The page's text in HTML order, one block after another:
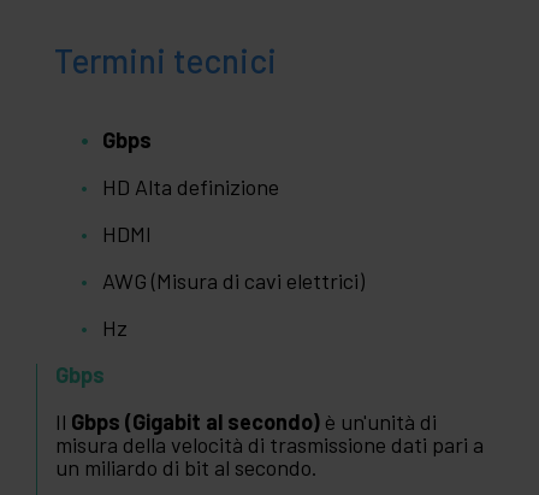
Termini tecnici
Gbps
HD Alta definizione
HDMI
AWG (Misura di cavi elettrici)
Hz
Gbps
Il Gbps (Gigabit al secondo) è un'unità di
misura della velocità di trasmissione dati pari a
un miliardo di bit al secondo.